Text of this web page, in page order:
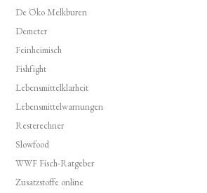
De Öko Melkburen
Demeter
Feinheimisch
Fishfight
Lebensmittelklarheit
Lebensmittelwarnungen
Resterechner
Slowfood
WWF Fisch-Ratgeber
Zusatzstoffe online